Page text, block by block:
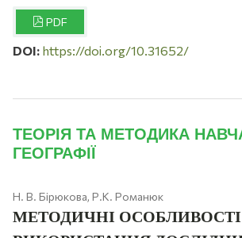
PDF
DOI: https://doi.org/10.31652/
ТЕОРІЯ ТА МЕТОДИКА
ГЕОГРАФІЇ
Н. В. Бірюкова, Р.К. Романюк
МЕТОДИЧНІ ОСОБЛИВОСТІ